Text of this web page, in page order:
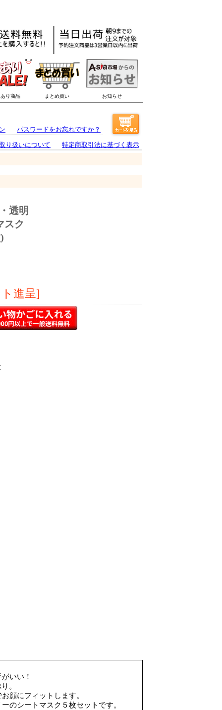
パスワードをお忘れですか？
り扱いについて 特定商取引法に基づく表示
透明
スク
進呈]
いい！
。
顔にフィットします。
のシートマスク５枚セットです。